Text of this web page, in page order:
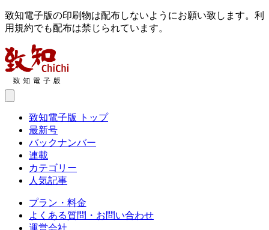
致知電子版の印刷物は配布しないようにお願い致します。利
用規約でも配布は禁じられています。
致知電子版 トップ
最新号
バックナンバー
連載
カテゴリー
人気記事
プラン・料金
よくある質問・お問い合わせ
運営会社